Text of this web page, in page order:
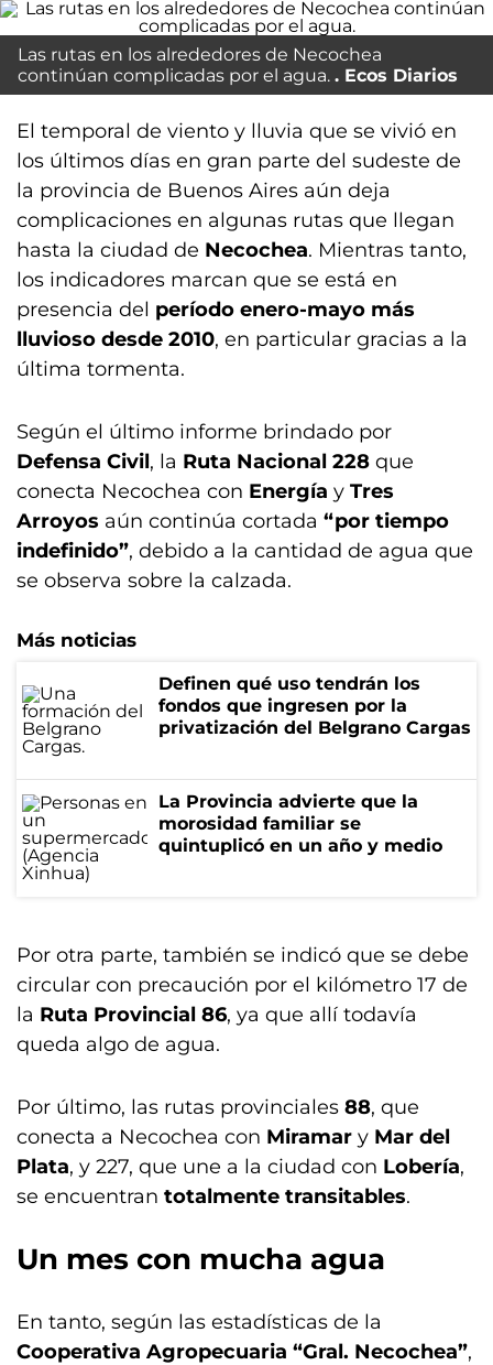
Las rutas en los alrededores de Necochea
continúan complicadas por el agua.
Ecos Diarios
El temporal de viento y lluvia que se vivió en
los últimos días en gran parte del sudeste de
la provincia de Buenos Aires aún deja
complicaciones en algunas rutas que llegan
hasta la ciudad de Necochea. Mientras tanto,
los indicadores marcan que se está en
presencia del período enero-mayo más
lluvioso desde 2010, en particular gracias a la
última tormenta.
Según el último informe brindado por
Defensa Civil, la Ruta Nacional 228 que
conecta Necochea con Energía y Tres
Arroyos aún continúa cortada “por tiempo
indefinido”, debido a la cantidad de agua que
se observa sobre la calzada.
Más noticias
Definen qué uso tendrán los
fondos que ingresen por la
privatización del Belgrano Cargas
La Provincia advierte que la
morosidad familiar se
quintuplicó en un año y medio
Por otra parte, también se indicó que se debe
circular con precaución por el kilómetro 17 de
la Ruta Provincial 86, ya que allí todavía
queda algo de agua.
Por último, las rutas provinciales 88, que
conecta a Necochea con Miramar y Mar del
Plata, y 227, que une a la ciudad con Lobería,
se encuentran totalmente transitables.
Un mes con mucha agua
En tanto, según las estadísticas de la
Cooperativa Agropecuaria “Gral. Necochea”,